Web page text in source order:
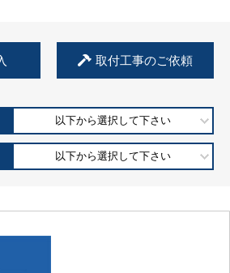
取付工事のご依頼
以下から選択して下さい
以下から選択して下さい